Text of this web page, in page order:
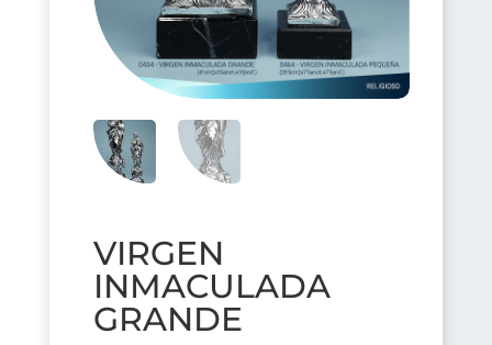
VIRGEN
INMACULADA
GRANDE